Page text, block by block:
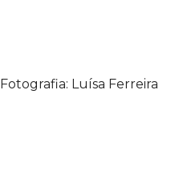
Fotografia: Luísa Ferreira